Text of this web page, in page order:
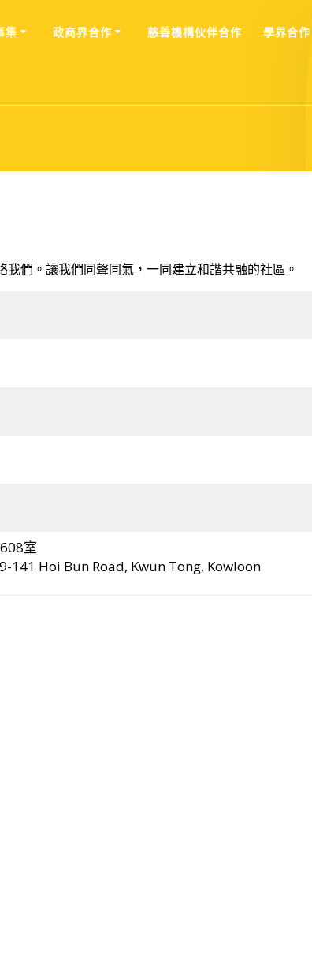
集 政商界合作 慈善機構伙伴合作 學界合作
們。讓我們同聲同氣，一同建立和諧共融的社區。
室
141 Hoi Bun Road, Kwun Tong, Kowloon